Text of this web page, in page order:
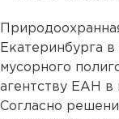
Екатеринбурга
мусорного
агентству ЕАН в
Согласно